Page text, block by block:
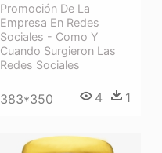
Promoción De La
Empresa En Redes
Sociales - Como Y
Cuando Surgieron Las
Redes Sociales
383*350 4 1